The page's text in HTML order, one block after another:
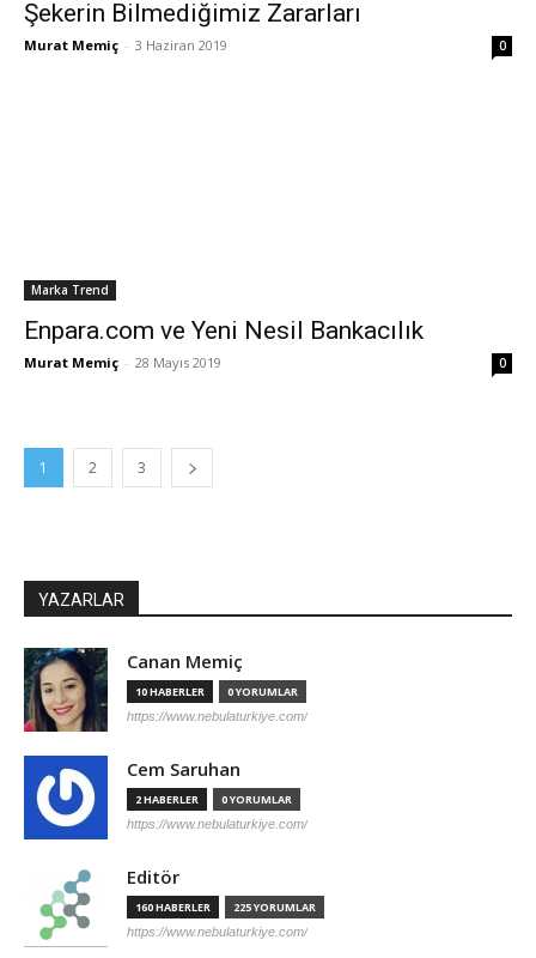
Şekerin Bilmediğimiz Zararları
Murat Memiç - 3 Haziran 2019 0
Marka Trend
Enpara.com ve Yeni Nesil Bankacılık
Murat Memiç - 28 Mayıs 2019 0
1 2 3
YAZARLAR
Canan Memiç
10 HABERLER 0 YORUMLAR
https://www.nebulaturkiye.com/
Cem Saruhan
2 HABERLER 0 YORUMLAR
https://www.nebulaturkiye.com/
Editör
160 HABERLER 225 YORUMLAR
https://www.nebulaturkiye.com/